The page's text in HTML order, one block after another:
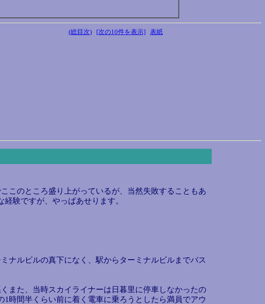
(総目次) [次の10件を表示] 表紙
このところ盛り上がっているが、当然失敗することもあ
験ですが、やっぱあせります。
ナルビルの真下になく、駅からターミナルビルまでバス
また、当時スカイライナーは日暮里に停車しなかったの
時間半くらい前に着く電車に乗ろうとしたら満員でアウ